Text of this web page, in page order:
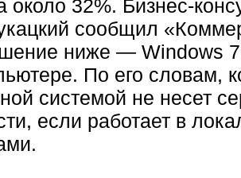
около 32%. Бизнес-
сообщил
ниже — Windows
По его словам,
системой не несет
если работает в